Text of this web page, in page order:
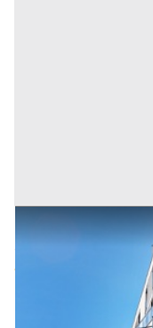
Asta
(Palermo)
82.500 €